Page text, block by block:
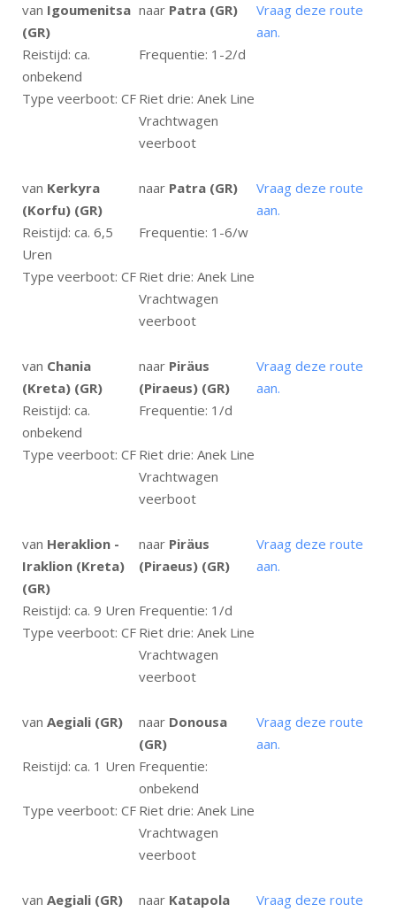
van Igoumenitsa
(GR)
naar Patra (GR)
Vraag deze route
aan.
Reistijd: ca.
onbekend
Frequentie: 1-2/d
Type veerboot: CF Riet drie: Anek Line
Vrachtwagen
veerboot
van Kerkyra
(Korfu) (GR)
naar Patra (GR)
Vraag deze route
aan.
Reistijd: ca. 6,5
Uren
Frequentie: 1-6/w
Type veerboot: CF Riet drie: Anek Line
Vrachtwagen
veerboot
van Chania
(Kreta) (GR)
naar Piräus
(Piraeus) (GR)
Vraag deze route
aan.
Reistijd: ca.
onbekend
Frequentie: 1/d
Type veerboot: CF Riet drie: Anek Line
Vrachtwagen
veerboot
van Heraklion -
Iraklion (Kreta)
(GR)
naar Piräus
(Piraeus) (GR)
Vraag deze route
aan.
Reistijd: ca. 9 Uren Frequentie: 1/d
Type veerboot: CF Riet drie: Anek Line
Vrachtwagen
veerboot
van Aegiali (GR) naar Donousa
(GR)
Vraag deze route
aan.
Reistijd: ca. 1 Uren Frequentie:
onbekend
Type veerboot: CF Riet drie: Anek Line
Vrachtwagen
veerboot
van Aegiali (GR) naar Katapola
Vraag deze route